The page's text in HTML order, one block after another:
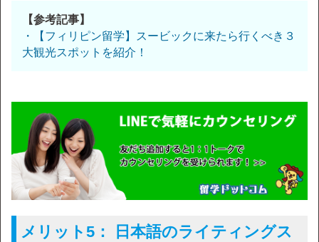
【参考記事】
・【フィリピン留学】スービックに来たら行くべき３
大観光スポットを紹介！
メリット5： 日本語のライティングス